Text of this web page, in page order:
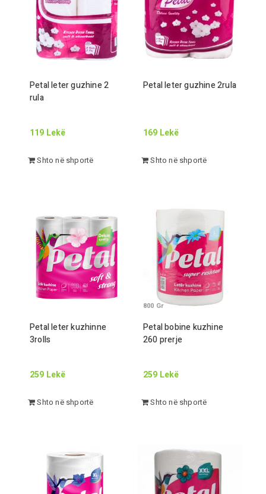
Petal leter guzhine2
rula
119 Lekë
Shto në shportë
Petal leter guzhine2rula
169 Lekë
Shto në shportë
Petal leter kuzhinne
3rolls
259 Lekë
Shto në shportë
Petal bobine kuzhine
260prerje
800 Gr
259 Lekë
Shto në shportë